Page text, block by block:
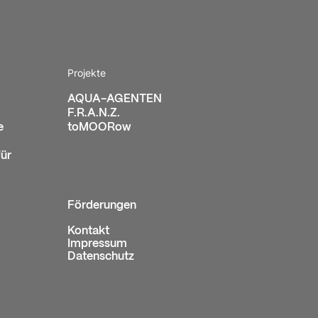
Projekte
AQUA-AGENTEN
F.R.A.N.Z.
toMOORow
Förderungen
Kontakt
Impressum
Datenschutz